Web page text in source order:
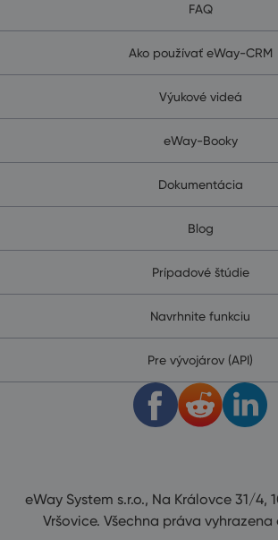
FAQ
Ako používať eWay-CRM
Výukové videá
eWay-Booky
Dokumentácia
Blog
Prípadové štúdie
Navrhnite funkciu
Pre vývojárov (API)
eWay System s.r.o., Na Královce 31/4,
Vršovice. Všechna práva